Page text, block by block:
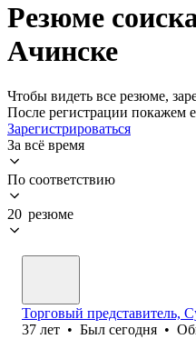
Резюме
Ачинске
Чтобы видеть все резюме,
После регистрации покажем
Зарегистрироваться
За всё время
По соответствию
20 резюме
Торговый представитель,
37 лет • Был сегодня •